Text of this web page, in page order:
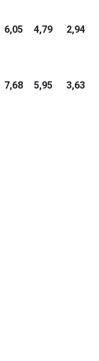
6,05 4,79 2,94
7,68 5,95 3,63